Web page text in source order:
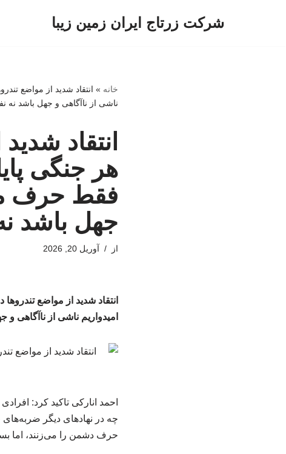
شرکت زرتاج ایران زمین زیبا
خانه » انتقاد شدید از مواضع
ناشی از ناآگاهی و جهل باشد نه
انتقاد
هر جنگی
فقط حرف
جهل باشد
از آوریل 20, 2026
انتقاد شدید از مواضع
امیدواریم ناشی از ناآگاهی و
احمد انارکی تاکید کرد:
چه در نهادهای دیگر
حرف دشمن را می‌زنند، اما